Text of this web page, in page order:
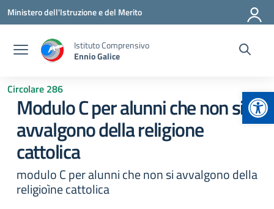
Vai ai contenuti
Vai al menu di navigazione
Vai al footer
Ministero dell'Istruzione e del Merito
Istituto Comprensivo
Ennio Galice
Circolare 286
Modulo C per alunni che non si
avvalgono della religione
cattolica
modulo C per alunni che non si avvalgono della
religioìne cattolica